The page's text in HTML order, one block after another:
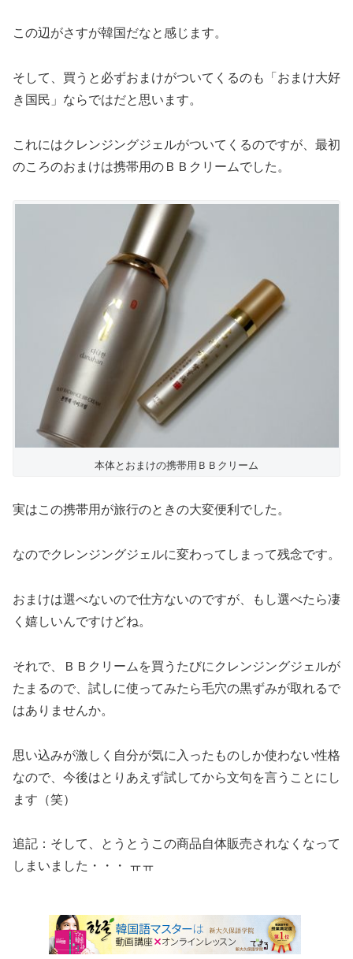
この辺がさすが韓国だなと感じます。
そして、買うと必ずおまけがついてくるのも「おまけ大好
き国民」ならではだと思います。
これにはクレンジングジェルがついてくるのですが、最初
のころのおまけは携帯用のＢＢクリームでした。
本体とおまけの携帯用ＢＢクリーム
実はこの携帯用が旅行のときの大変便利でした。
なのでクレンジングジェルに変わってしまって残念です。
おまけは選べないので仕方ないのですが、もし選べたら凄
く嬉しいんですけどね。
それで、ＢＢクリームを買うたびにクレンジングジェルが
たまるので、試しに使ってみたら毛穴の黒ずみが取れるで
はありませんか。
思い込みが激しく自分が気に入ったものしか使わない性格
なので、今後はとりあえず試してから文句を言うことにし
ます（笑）
追記：そして、とうとうこの商品自体販売されなくなって
しまいました・・・ ㅠㅠ